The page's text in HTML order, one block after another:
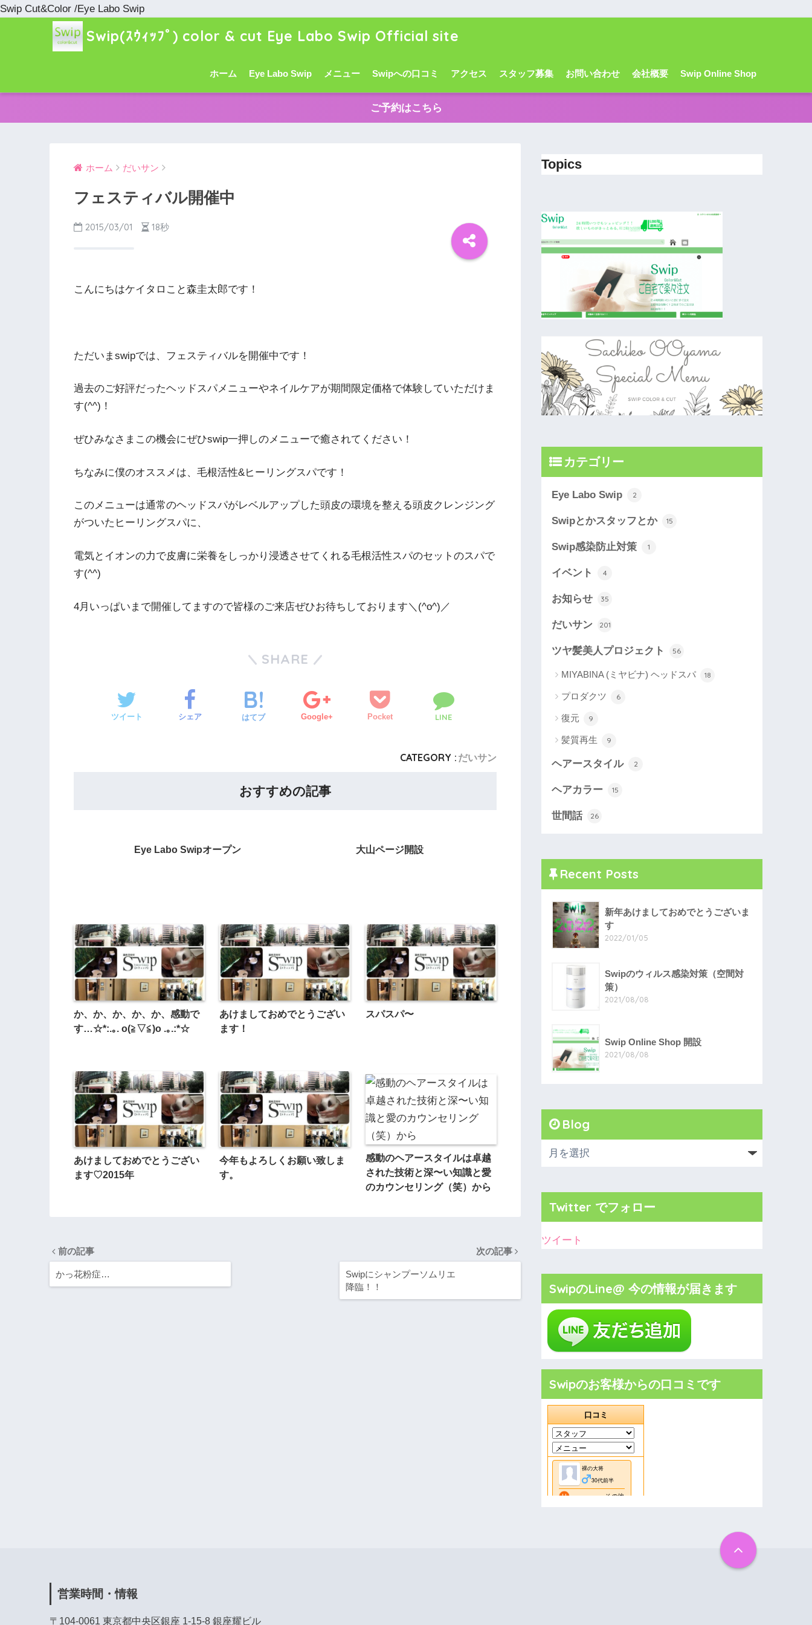
Swip Cut&Color /Eye Labo Swip
Swip(ｽｳｨｯﾌﾟ) color & cut Eye Labo Swip Official site
ホーム Eye Labo Swip メニュー Swipへの口コミ アクセス スタッフ募集 お問い合わせ 会社概要 Swip Online Shop
ご予約はこちら
ホーム だいサン
フェスティバル開催中
2015/03/01 18秒
こんにちはケイタロこと森圭太郎です！
ただいまswipでは、フェスティバルを開催中です！
過去のご好評だったヘッドスパメニューやネイルケアが期間限定価格で体験していただけま
す(^^)！
ぜひみなさまこの機会にぜひswip一押しのメニューで癒されてください！
ちなみに僕のオススメは、毛根活性&ヒーリングスパです！
このメニューは通常のヘッドスパがレベルアップした頭皮の環境を整える頭皮クレンジング
がついたヒーリングスパに、
電気とイオンの力で皮膚に栄養をしっかり浸透させてくれる毛根活性スパのセットのスパで
す(^^)
4月いっぱいまで開催してますので皆様のご来店ぜひお待ちしております＼(^o^)／
SHARE
ツイート シェア はてブ Google+ Pocket LINE
CATEGORY : だいサン
おすすめの記事
Eye Labo Swipオープン 大山ページ開設
か、か、か、か、か、感動で
す…☆*:.｡. o(≧▽≦)o .｡.:*☆
あけましておめでとうござい
ます！
スパスパ〜
あけましておめでとうござい
ます♡2015年
今年もよろしくお願い致しま
す。
感動のヘアースタイルは卓越
された技術と深〜い知識と愛
のカウンセリング（笑）から
前の記事
かっ花粉症…
次の記事
Swipにシャンプーソムリエ
降臨！！
Topics
カテゴリー
Eye Labo Swip 2
Swipとかスタッフとか 15
Swip感染防止対策 1
イベント 4
お知らせ 35
だいサン 201
ツヤ髪美人プロジェクト 56
MIYABINA (ミヤビナ) ヘッドスパ 18
プロダクツ 6
復元 9
髪質再生 9
ヘアースタイル 2
ヘアカラー 15
世間話 26
Recent Posts
新年あけましておめでとうございま
す
2022/01/05
Swipのウィルス感染対策（空間対
策）
2021/08/08
Swip Online Shop 開設
2021/08/08
Blog
Twitter でフォロー
ツイート
SwipのLine@ 今の情報が届きます
Swipのお客様からの口コミです
営業時間・情報
〒104-0061 東京都中央区銀座 1-15-8 銀座耀ビル